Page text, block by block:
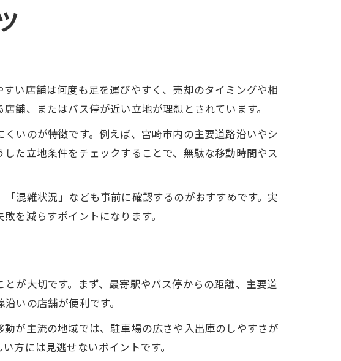
由
件とは
理由
心感
選ばれる理由
ポイント
徴
い店舗は何度も足を運びやすく、売却のタイミングや相
舗、またはバス停が近い立地が理想とされています。
いのが特徴です。例えば、宮崎市内の主要道路沿いやシ
た立地条件をチェックすることで、無駄な移動時間やス
混雑状況」なども事前に確認するのがおすすめです。実
を減らすポイントになります。
が大切です。まず、最寄駅やバス停からの距離、主要道
いの店舗が便利です。
が主流の地域では、駐車場の広さや入出庫のしやすさが
方には見逃せないポイントです。